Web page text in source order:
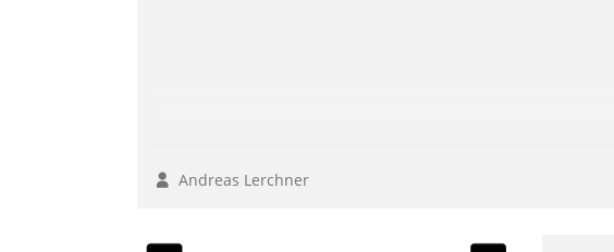
Andreas Lerchner